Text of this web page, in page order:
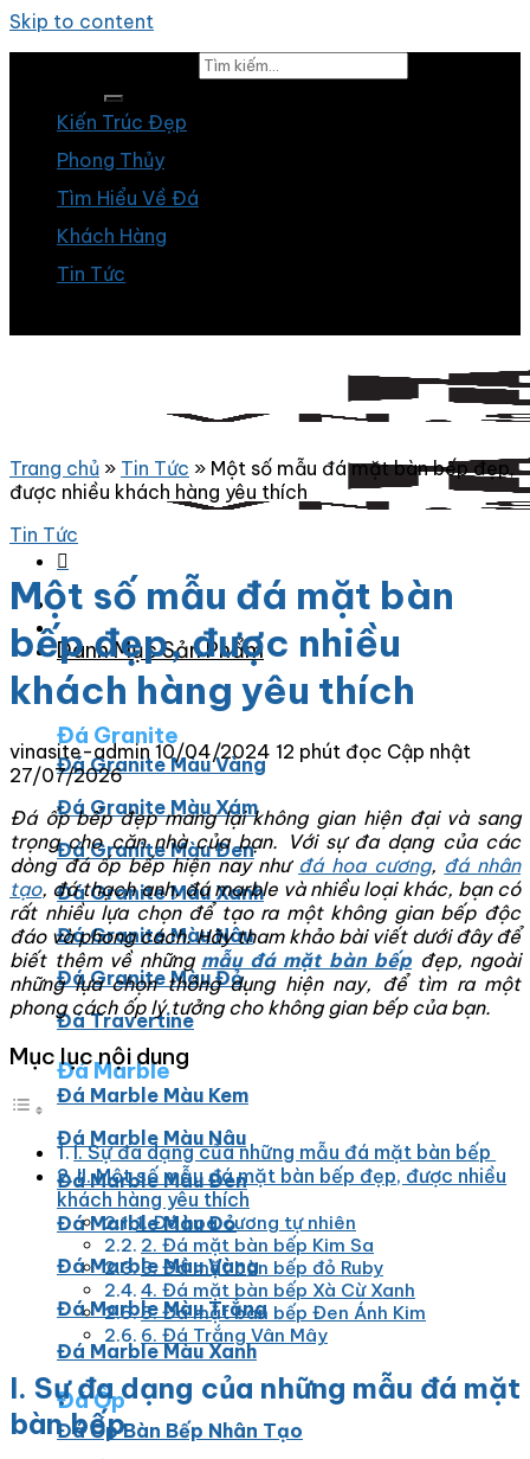
Skip to content
Kiến Trúc Đẹp
Phong Thủy
Tìm Hiểu Về Đá
Khách Hàng
Tin Tức
Danh Mục Sản Phẩm
Đá Granite
Đá Granite Màu Vàng
Đá Granite Màu Xám
Đá Granite Màu Đen
Đá Granite Màu Xanh
Đá Granite Màu Nâu
Đá Granite Màu Đỏ
Đá Travertine
Đá Marble
Đá Marble Màu Kem
Đá Marble Màu Nâu
Đá Marble Màu Đen
Đá Marble Màu Đỏ
Đá Marble Màu Vàng
Đá Marble Màu Trắng
Đá Marble Màu Xanh
Đá Ốp
Đá Ốp Bàn Bếp Nhân Tạo​
Trang chủ » Tin Tức » Một số mẫu đá mặt bàn bếp đẹp,
được nhiều khách hàng yêu thích
Tin Tức
Một số mẫu đá mặt bàn
bếp đẹp, được nhiều
khách hàng yêu thích
vinasite-admin 10/04/2024 12 phút đọc Cập nhật
27/07/2026
Đá ốp bếp đẹp mang lại không gian hiện đại và sang
trọng cho căn nhà của bạn. Với sự đa dạng của các
dòng đá ốp bếp hiện nay như đá hoa cương, đá nhân
tạo, đá thạch anh, đá marble và nhiều loại khác, bạn có
rất nhiều lựa chọn để tạo ra một không gian bếp độc
đáo và phong cách. Hãy tham khảo bài viết dưới đây để
biết thêm về những mẫu đá mặt bàn bếp đẹp, ngoài
những lựa chọn thông dụng hiện nay, để tìm ra một
phong cách ốp lý tưởng cho không gian bếp của bạn.
Mục lục nội dung
I. Sự đa dạng của những mẫu đá mặt bàn bếp
II. Một số mẫu đá mặt bàn bếp đẹp, được nhiều
khách hàng yêu thích
1. Đá hoa cương tự nhiên
2. Đá mặt bàn bếp Kim Sa
3. Đá mặt bàn bếp đỏ Ruby
4. Đá mặt bàn bếp Xà Cừ Xanh
5. Đá mặt bàn bếp Đen Ánh Kim
6. Đá Trắng Vân Mây
I. Sự đa dạng của những mẫu đá mặt
bàn bếp